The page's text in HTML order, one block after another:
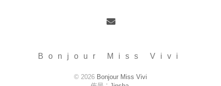
Bonjour Miss Vivi
© 2026 Bonjour Miss Vivi